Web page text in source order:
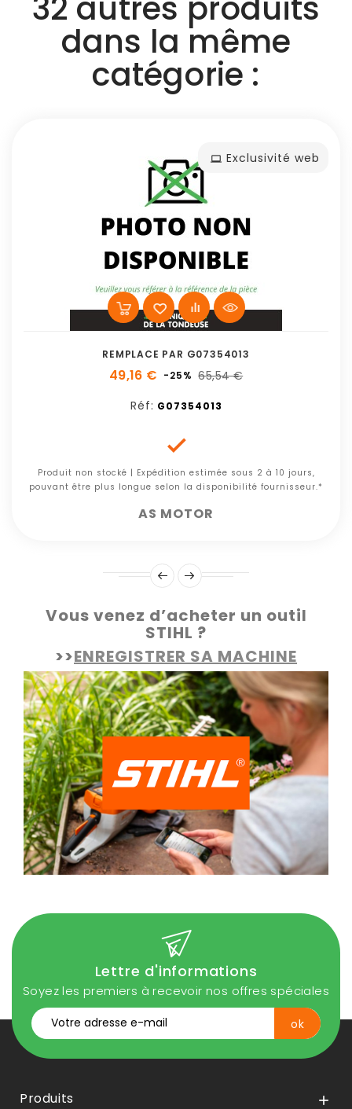
dans la même
catégorie :
Exclusivité web
REMPLACE PAR G07354013
49,16 € -25% 65,54 €
Réf: G07354013

Produit non stocké | Expédition estimée sous 2 à 10 jours,
pouvant être plus longue selon la disponibilité fournisseur.*
AS MOTOR
Vous venez d’acheter un outil
STIHL ?
>>ENREGISTRER SA MACHINE
Lettre d'informations
Soyez les premiers à recevoir nos offres spéciales
Produits 